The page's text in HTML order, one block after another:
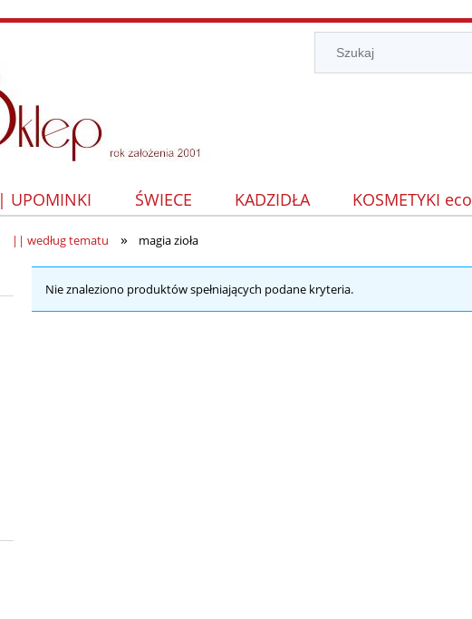
| UPOMINKI ŚWIECE KADZIDŁA KOSMETYKI eco
|| według tematu » magia zioła
Nie znaleziono produktów spełniających podane kryteria.